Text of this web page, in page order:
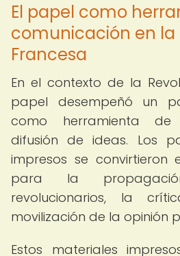
El papel como
comunicación en la
Francesa
En el contexto de la
papel desempeñó un
como herramienta de
difusión de ideas. Los
impresos se convirtieron
para la
revolucionarios, la
movilización de la opinión
Estos materiales